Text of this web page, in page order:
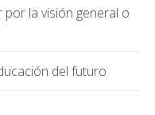
por la visión general o
del futuro